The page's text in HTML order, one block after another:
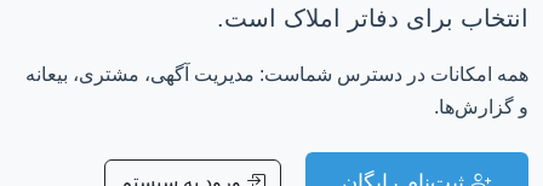
انتخاب برای دفاتر املاک است.
همه امکانات در دسترس شماست: مدیریت آگهی، مشتری، بیعانه
و گزارش‌ها.
ورود به سیستم